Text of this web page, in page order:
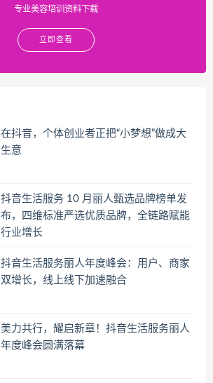
专业美容培训资料下载
立即查看
在抖音，个体创业者正把“小梦想”做成大
生意
抖音生活服务 10 月丽人甄选品牌榜单发
布，四维标准严选优质品牌，全链路赋能
行业增长
抖音生活服务丽人年度峰会：用户、商家
双增长，线上线下加速融合
美力共行，耀启新章！抖音生活服务丽人
年度峰会圆满落幕